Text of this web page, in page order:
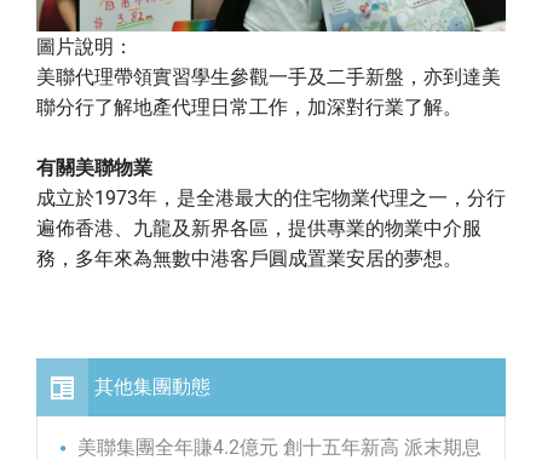
圖片說明：
美聯代理帶領實習學生參觀一手及二手新盤，亦到達美
聯分行了解地產代理日常工作，加深對行業了解。
有關美聯物業
成立於1973年，是全港最大的住宅物業代理之一，分行
遍佈香港、九龍及新界各區，提供專業的物業中介服
務，多年來為無數中港客戶圓成置業安居的夢想。
其他集團動態
美聯集團全年賺4.2億元 創十五年新高 派末期息